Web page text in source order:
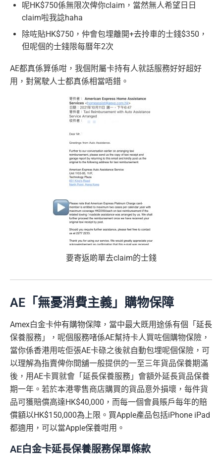
呢HK$750係無限次俾你claim，當然無人希望日日
claim啦我諗haha
除咗貼HK$750，仲會包埋離開+去拎車的士錢$350，
但呢個的士錢限每曆年2次
AE都真係算係咁，我個附屬卡持有人就話服務好好超好
用，對駕駛人士都真係相當唔錯。
要寄返啲單去claim的士錢
AE「無憂消費主義」購物保障
Amex白金卡仲有購物保障，當中最大既用途係有個「延長
保養服務」，呢個服務啫係AE幫持卡人買咗個購物保險，
當你係香港用咗佢張AE卡碌之後就自動包埋呢個保險，可
以理解為指賣俾你間舖一般提供的一至三年貨品保養期滿
後，用AE卡買就會「延長保養服務」會額外延長貨品保養
期一年。若於本港零售商店購買的貨品意外損壞，每件貨
品可獲賠償高達HK$40,000，而每一個會員賬戶每年的賠
償額以HK$150,000為上限。買Apple產品包括iPhone iPad
都適用，可以當Apple保養咁用。
AE白金卡延長保養服務保單條款